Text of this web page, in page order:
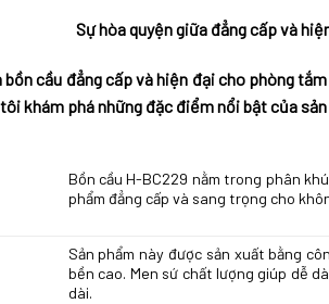
Sự hòa quyện giữa đẳng cấp và
cầu đẳng cấp và hiện đại cho phòng
khám phá những đặc điểm nổi bật của
Bồn cầu H-BC229 nằm trong phân
phẩm đẳng cấp và sang trọng cho
Sản phẩm này được sản xuất bằng
bền cao. Men sứ chất lượng giúp dễ
dài.